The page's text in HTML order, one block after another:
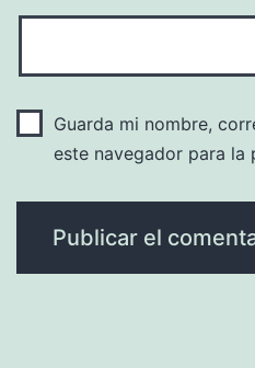
Guarda mi nombre,
este navegador para la